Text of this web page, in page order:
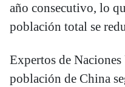
año consecutivo, lo
población total se
Expertos de
población de China